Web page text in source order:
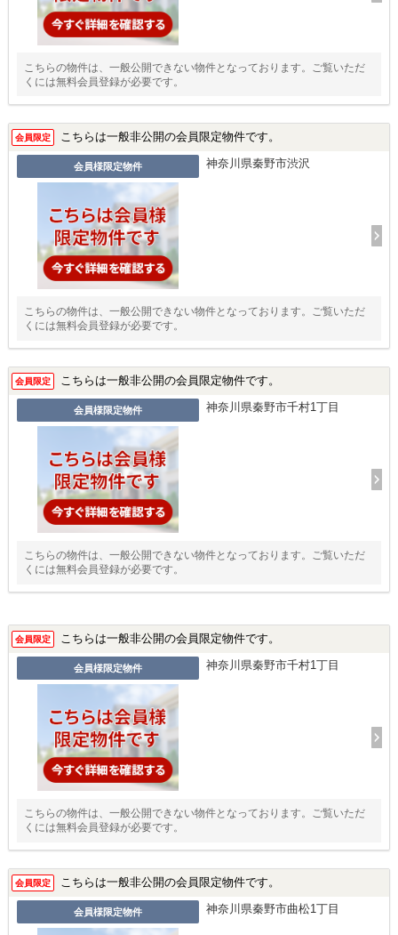
こちらの物件は、一般公開できない物件となっております。ご覧いただ
くには無料会員登録が必要です。
会員限定 こちらは一般非公開の会員限定物件です。
会員様限定物件 神奈川県秦野市渋沢
こちらの物件は、一般公開できない物件となっております。ご覧いただ
くには無料会員登録が必要です。
会員限定 こちらは一般非公開の会員限定物件です。
会員様限定物件 神奈川県秦野市千村1丁目
こちらの物件は、一般公開できない物件となっております。ご覧いただ
くには無料会員登録が必要です。
会員限定 こちらは一般非公開の会員限定物件です。
会員様限定物件 神奈川県秦野市千村1丁目
こちらの物件は、一般公開できない物件となっております。ご覧いただ
くには無料会員登録が必要です。
会員限定 こちらは一般非公開の会員限定物件です。
会員様限定物件 神奈川県秦野市曲松1丁目